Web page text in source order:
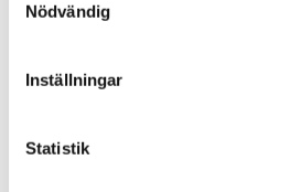
Nödvändig
Inställningar
Statistik